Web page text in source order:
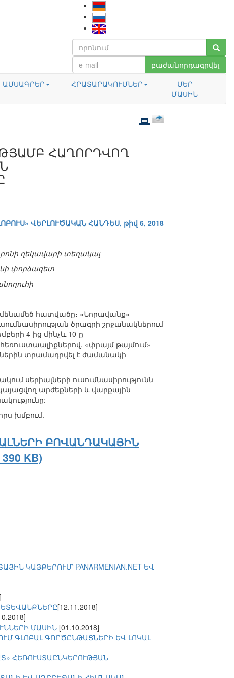
բաժանորդագրվել
ԱՄՍԱԳՐԵՐ ՀՐԱՏԱՐԱԿՈՒՄՆԵՐ
ՄԵՐ
ՄԱՍԻՆ
ՀԱՂՈՐԴՎՈՂ
ՎԵՐԼՈՒԾԱԿԱՆ ՀԱՆԴԵՍ, թիվ 6, 2018
ղեկավարի տեղակալ
փորձագետ
հատվածը։ «Նորավանք»
ծրագրի շրջանակներում
4-ից մինչև 10-ը
«փրայմ թայմում»
տրամադրվել է ժամանակի
սերիալների ուսումնասիրությունն
արժեքների և վարքային
խմբում.
ԲՈՎԱՆԴԱԿԱՅԻՆ
KB)
ԿԱՅՔԵՐՈՒՄ՝ PANARMENIAN.NET ԵՎ
[12.11.2018]
ՄԱՍԻՆ [01.10.2018]
ԳԼՈԲԱԼ ԳՈՐԾԸՆԹԱՑՆԵՐԻ ԵՎ ԼՈԿԱԼ
ՀԵՌՈՒՍՏԱԸՆԿԵՐՈՒԹՅԱՆ